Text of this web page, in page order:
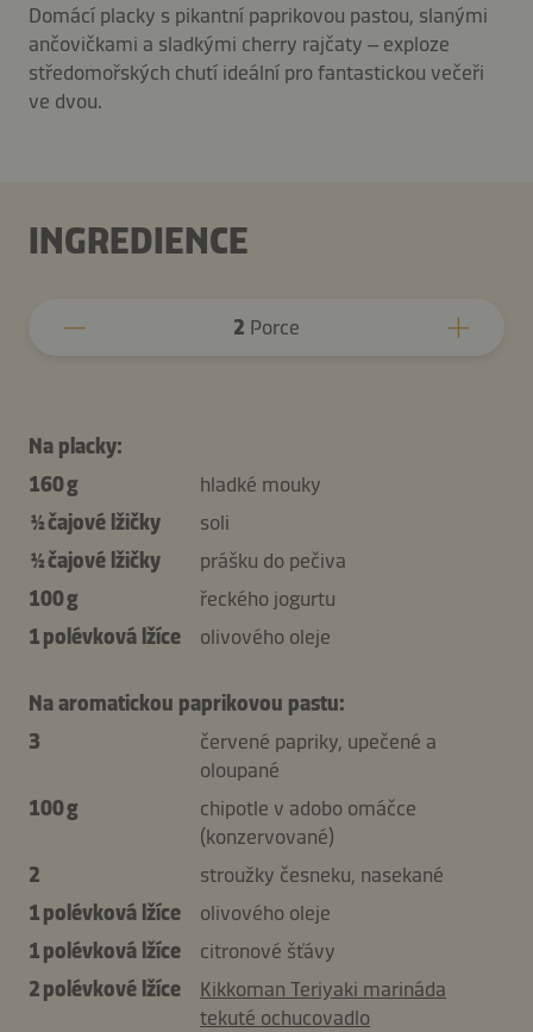
Domácí placky s pikantní paprikovou pastou, slanými
ančovičkami a sladkými cherry rajčaty – exploze
středomořských chutí ideální pro fantastickou večeři
ve dvou.
INGREDIENCE
2 Porce
Na placky:
160 g
hladké mouky
½ čajové lžičky
soli
½ čajové lžičky
prášku do pečiva
100 g
řeckého jogurtu
1 polévková lžíce
olivového oleje
Na aromatickou paprikovou pastu:
3
červené papriky, upečené a
oloupané
100 g
chipotle v adobo omáčce
(konzervované)
2
stroužky česneku, nasekané
1 polévková lžíce
olivového oleje
1 polévková lžíce
citronové šťávy
2 polévkové lžíce
Kikkoman Teriyaki marináda
tekuté ochucovadlo